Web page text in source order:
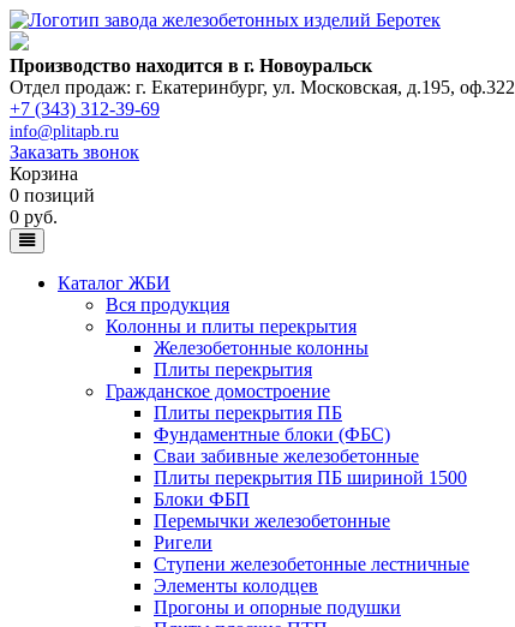
Производство находится в г. Новоуральск
Отдел продаж: г. Екатеринбург, ул. Московская, д.195, оф.322
+7 (343) 312-39-69
info@plitapb.ru
Заказать звонок
Корзина
0 позиций
0 руб.
Каталог ЖБИ
Вся продукция
Колонны и плиты перекрытия
Железобетонные колонны
Плиты перекрытия
Гражданское домостроение
Плиты перекрытия ПБ
Фундаментные блоки (ФБС)
Сваи забивные железобетонные
Плиты перекрытия ПБ шириной 1500
Блоки ФБП
Перемычки железобетонные
Ригели
Ступени железобетонные лестничные
Элементы колодцев
Прогоны и опорные подушки